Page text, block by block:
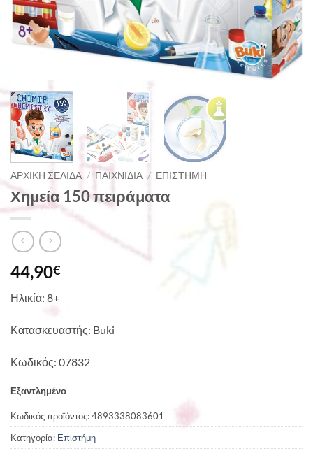
ΑΡΧΙΚΉ ΣΕΛΊΔΑ / ΠΑΙΧΝΊΔΙΑ / ΕΠΙΣΤΉΜΗ
Χημεία 150 πειράματα
44,90€
Ηλικία: 8+
Κατασκευαστής: Buki
Κωδικός: 07832
Εξαντλημένο
Κωδικός προϊόντος:4893338083601
Κατηγορία: Επιστήμη